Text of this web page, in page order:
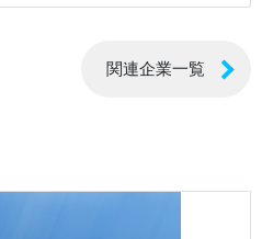
関連企業一覧